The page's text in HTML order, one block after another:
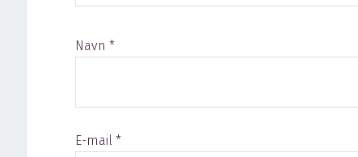
Navn *
E-mail *